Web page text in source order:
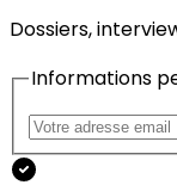
Dossiers,
Informations